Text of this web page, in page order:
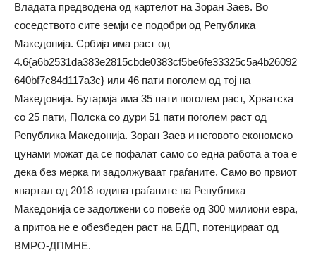
Владата предводена од картелот на Зоран Заев. Во
соседството сите земји се подобри од Република
Македонија. Србија има раст од
4.6{a6b2531da383e2815cbde0383cf5be6fe33325c5a4b26092
640bf7c84d117a3c} или 46 пати поголем од тој на
Македонија. Бугарија има 35 пати поголем раст, Хрватска
со 25 пати, Полска со дури 51 пати поголем раст од
Република Македонија. Зоран Заев и неговото економско
цунами можат да се пофалат само со една работа а тоа е
дека без мерка ги задолжуваат граѓаните. Само во првиот
квартал од 2018 година граѓаните на Република
Македонија се задолжени со повеќе од 300 милиони евра,
а притоа не е обезбеден раст на БДП, потенцираат од
ВМРО-ДПМНЕ.